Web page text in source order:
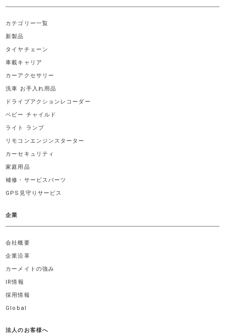
カテゴリー一覧
新製品
タイヤチェーン
車載キャリア
カーアクセサリー
洗車 お手入れ用品
ドライブアクションレコーダー
ベビー チャイルド
ライト ランプ
リモコンエンジンスターター
カーセキュリティ
家庭用品
補修・サービスパーツ
GPS見守りサービス
企業
会社概要
企業沿革
カーメイトの強み
IR情報
採用情報
Global
法人のお客様へ